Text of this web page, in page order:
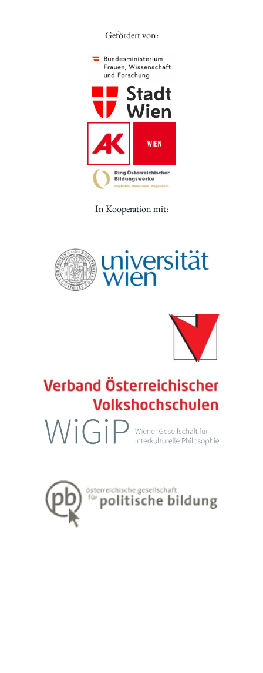
Gefördert von:
In Kooperation mit: